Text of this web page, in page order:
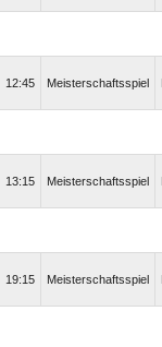
12:45 Meisterschaftsspiel
13:15 Meisterschaftsspiel
19:15 Meisterschaftsspiel